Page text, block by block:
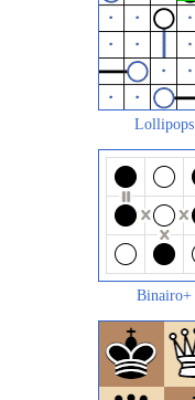
Lollipops
Binairo+